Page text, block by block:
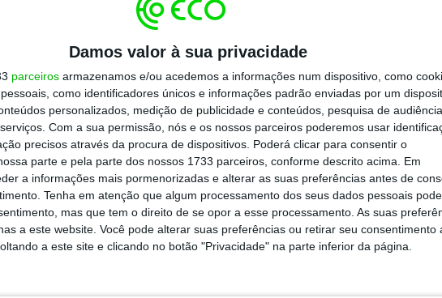
Damos valor à sua privacidade
parceiros armazenamos e/ou acedemos a informações num dispositivo, como
como identificadores únicos e informações padrão enviadas por um
personalizados, medição de publicidade e conteúdos, pesquisa de
Com a sua permissão, nós e os nossos parceiros poderemos usar
precisos através da procura de dispositivos. Poderá clicar para consentir o
parte e pela parte dos nossos 1733 parceiros, conforme descrito acima. Em
a informações mais pormenorizadas e alterar as suas preferências antes de
Tenha em atenção que algum processamento dos seus dados pessoais
mas que tem o direito de se opor a esse processamento. As suas
a este website. Você pode alterar suas preferências ou retirar seu consentimento
a este site e clicando no botão "Privacidade" na parte inferior da página.
consegue fazer nada […], porque se não
flagrante delito, não vai acontecer nada.
que os diferentes projetos apresentados
exemplo a proposta de eliminação da
para a criminalização da ocupação ilegal.
violência ou ameaça grave para tipificar
o que (…) deixa totalmente fora muitas
a entrada ilícita no imóvel” para que